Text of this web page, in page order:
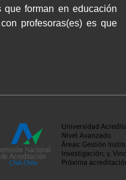
que forman en educación
profesoras(es) es que